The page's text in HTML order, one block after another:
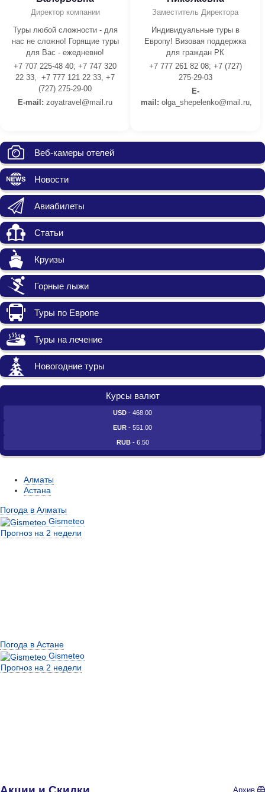
Директор компании
Туры любой сложности - для
нас не сложно! Горящие туры
для Вас - ежедневно!
+7 707 225-48 40; +7 747 320
22 33, +7 777 121 22 33, +7
(727) 275-29-00
E-mail: zoyatravel@mail.ru
Заместитель Директора
Индивидуальные туры в
Европу! Визовая поддержка
для граждан РК
+7 777 261 82 08; +7 (727)
275-29-03
E-
mail: olga_shepelenko@mail.ru,
Веб-камеры отелей
Новости
Авиабилеты
Статьи
Круизы
Горные лыжи
Туры по Европе
Туры на лечение
Новогодние туры
Курсы валют
USD - 468.00
EUR - 551.00
RUB- 6.50
Алматы
Астана
Погода в Алматы
Gismeteo
Прогноз на 2 недели
Погода в Астане
Gismeteo
Прогноз на 2 недели